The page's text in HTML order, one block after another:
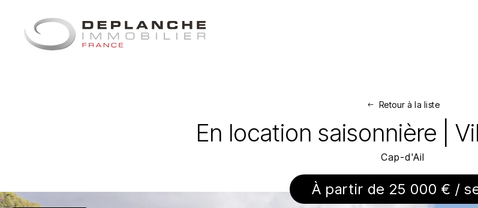
Retour à la liste
En location saisonnière |
Cap-d'Ail
À partir de 25 000 € /